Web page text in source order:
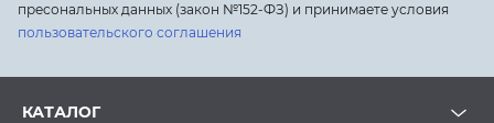
пресональных данных (закон №152-ФЗ) и принимаете условия
пользовательского соглашения
КАТАЛОГ